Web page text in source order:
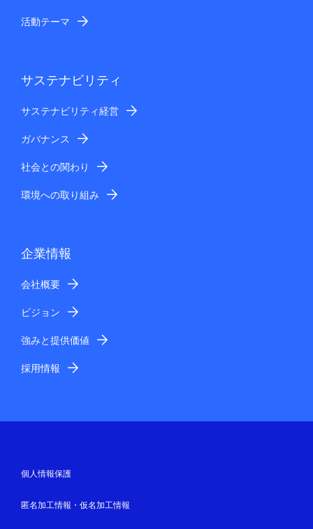
活動テーマ
サステナビリティ
サステナビリティ経営
ガバナンス
社会との関わり
環境への取り組み
企業情報
会社概要
ビジョン
強みと提供価値
採用情報
個人情報保護
匿名加工情報・仮名加工情報